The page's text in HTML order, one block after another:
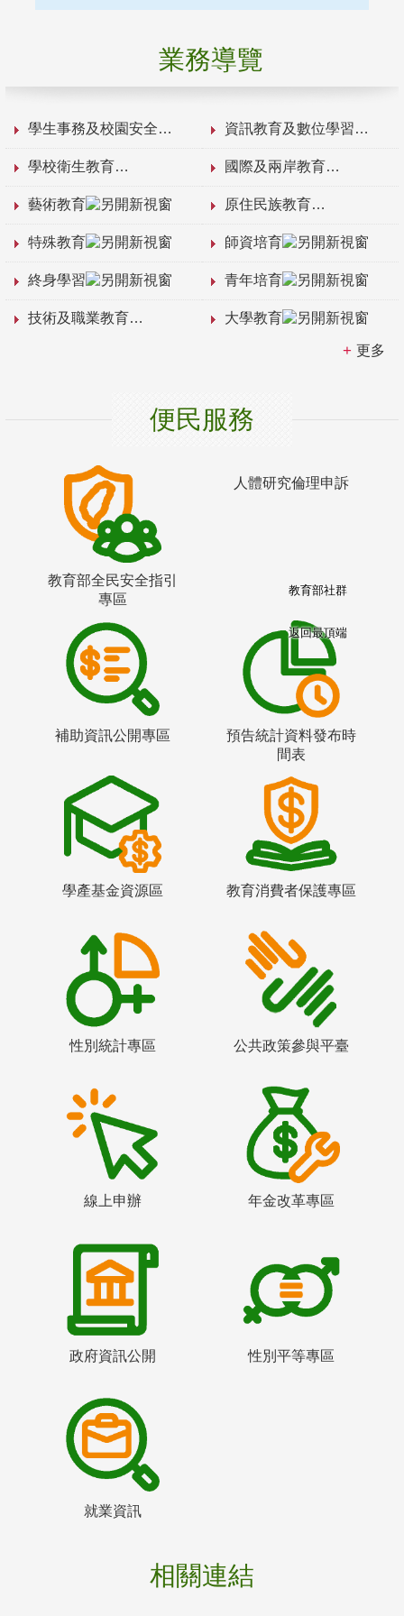
業務導覽
學生事務及校園安全 資訊教育及數位學習
學校衛生教育 國際及兩岸教育
藝術教育 原住民族教育
特殊教育 師資培育
終身學習 青年培育
技術及職業教育 大學教育
更多
便民服務
教育部全民安全指引
專區
人體研究倫理申訴
補助資訊公開專區
預告統計資料發布時
間表
學產基金資源區 教育消費者保護專區
性別統計專區 公共政策參與平臺
線上申辦 年金改革專區
政府資訊公開 性別平等專區
就業資訊
相關連結
教育部社群
返回最頂端